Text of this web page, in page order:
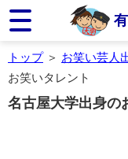
トップ＞ お笑い芸人
お笑いタレント
名古屋大学出身の